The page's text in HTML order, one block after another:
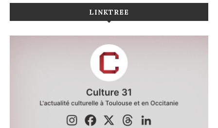
LINKTREE